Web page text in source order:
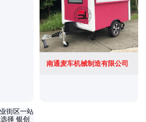
南通麦车机械制造有限公司